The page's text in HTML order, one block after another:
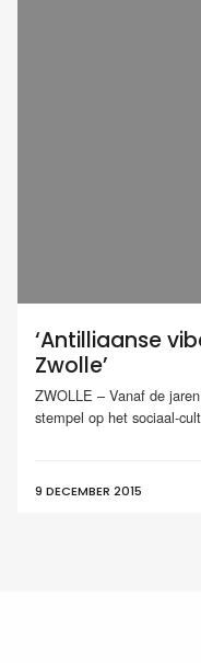
‘Antilliaanse
Zwolle’
ZWOLLE – Vanaf de
stempel op het sociaal-
9 DECEMBER 2015